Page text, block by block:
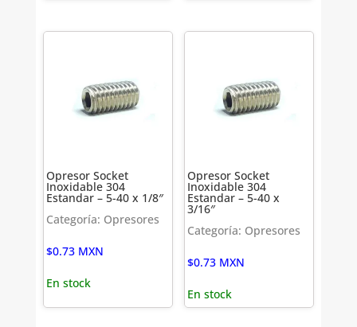
Opresor Socket
Inoxidable 304
Estandar – 5-40 x 1/8″
Categoría: Opresores
$0.73 MXN
En stock
Opresor Socket
Inoxidable 304
Estandar – 5-40 x
3/16″
Categoría: Opresores
$0.73 MXN
En stock